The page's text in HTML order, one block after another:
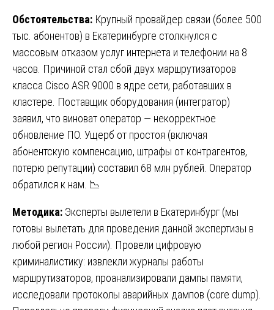
Обстоятельства: Крупный провайдер связи (более 500
тыс. абонентов) в Екатеринбурге столкнулся с
массовым отказом услуг интернета и телефонии на 8
часов. Причиной стал сбой двух маршрутизаторов
класса Cisco ASR 9000 в ядре сети, работавших в
кластере. Поставщик оборудования (интегратор)
заявил, что виноват оператор — некорректное
обновление ПО. Ущерб от простоя (включая
абонентскую компенсацию, штрафы от контрагентов,
потерю репутации) составил 68 млн рублей. Оператор
обратился к нам. 📉
Методика: Эксперты вылетели в Екатеринбург (мы
готовы вылетать для проведения данной экспертизы в
любой регион России). Провели цифровую
криминалистику: извлекли журналы работы
маршрутизаторов, проанализировали дампы памяти,
исследовали протоколы аварийных дампов (core dump).